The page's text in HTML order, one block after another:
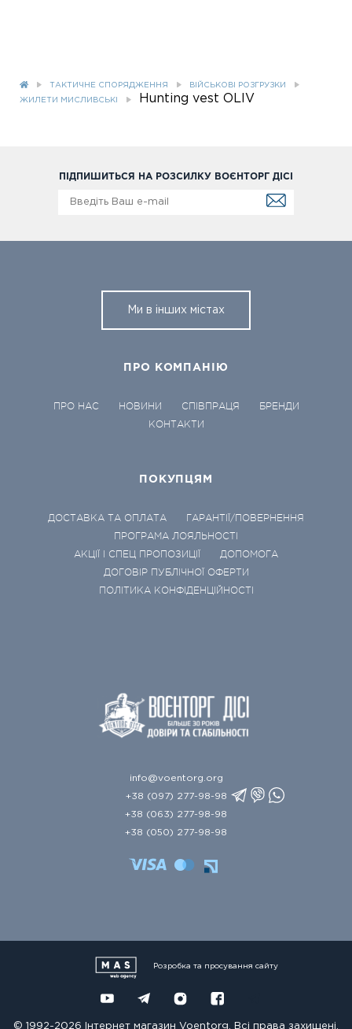
ТАКТИЧНЕ СПОРЯДЖЕННЯ ВІЙСЬКОВІ РОЗГРУЗКИ
ЖИЛЕТИ МИСЛИВСЬКІ Hunting vest OLIV
ПІДПИШИТЬСЯ НА РОЗСИЛКУ ВОЄНТОРГ ДІСІ
Ми в інших містах
ПРО КОМПАНІЮ
ПРО НАС НОВИНИ СПІВПРАЦЯ
БРЕНДИ
КОНТАКТИ
ПОКУПЦЯМ
ДОСТАВКА ТА ОПЛАТА
ГАРАНТІЇ/ПОВЕРНЕННЯ
ПРОГРАМА ЛОЯЛЬНОСТІ
АКЦІЇ І СПЕЦ ПРОПОЗИЦІЇ
ДОПОМОГА
ДОГОВІР ПУБЛІЧНОЇ ОФЕРТИ
ПОЛІТИКА КОНФІДЕНЦІЙНОСТІ
info@voentorg.org
+38 (097) 277-98-98
+38 (063) 277-98-98
+38 (050) 277-98-98
© 1992-2026 Інтернет магазин Voentorg. Всі права захищені.
Розробка та просування сайту